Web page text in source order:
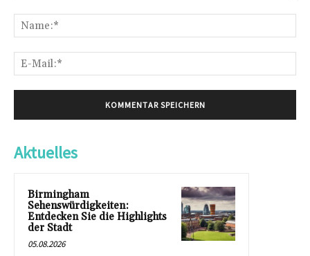
Aktuelles
Birmingham
Sehenswürdigkeiten:
Entdecken Sie die Highlights
der Stadt
05.08.2026